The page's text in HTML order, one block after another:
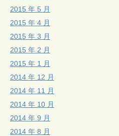
2015 年 5 月
2015 年 4 月
2015 年 3 月
2015 年 2 月
2015 年 1 月
2014 年 12 月
2014 年 11 月
2014 年 10 月
2014 年 9 月
2014 年 8 月